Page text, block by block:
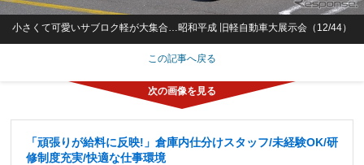
小さくて可愛いサブロク軽が大集合…昭和平成 旧軽自動車大展示会（12/44）
この記事へ戻る
「頑張りが給料に反映!」倉庫内仕分けスタッフ/未経験OK/研
修制度充実/快適な仕事環境